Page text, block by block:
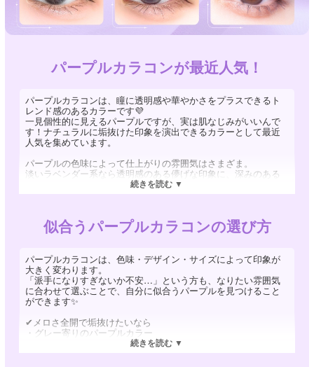
パープルカラコンが最近人気！
パープルカラコンは、瞳に透明感や華やかさをプラスできるト
レンド感のあるカラーです💜
一見個性的に見えるパープルですが、実は肌なじみがいいんで
す！ナチュラルに垢抜けた印象を演出できるカラーとして最近
人気を集めています。
パープルの色味によって仕上がりの雰囲気はさまざま。
淡いラベンダー系なら透明感のある儚げな印象に、深みのある
パープル系なら大人っぽくミステリアスな雰囲気に仕上がりま
手になりすぎず自然に瞳になじむため、カラコン初心者にもお
すすめです。
いつものメイクに少し特別感をプラスしたい方や、周りと差が
つく垢抜けた印象を目指したい方は、ぜひパープルカラコンを
取り入れてみてください💜
似合うパープルカラコンの選び方
パープルカラコンは、色味・デザイン・サイズによって印象が
大きく変わります。
「派手になりすぎないか不安…」という方も、なりたい雰囲気
に合わせて選ぶことで、自分に似合うパープルを見つけること
ができます✨
✔メロさ全開で垢抜けたいなら
・グレー寄りのパープルカラー
・ぼかしフチや細フチデザイン